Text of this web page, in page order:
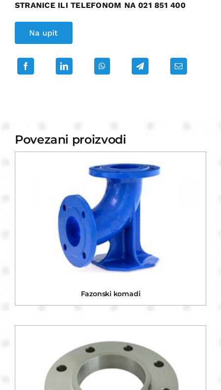
STRANICE ILI TELEFONOM NA 021 851 400
Na upit
Povezani proizvodi
Fazonski komadi